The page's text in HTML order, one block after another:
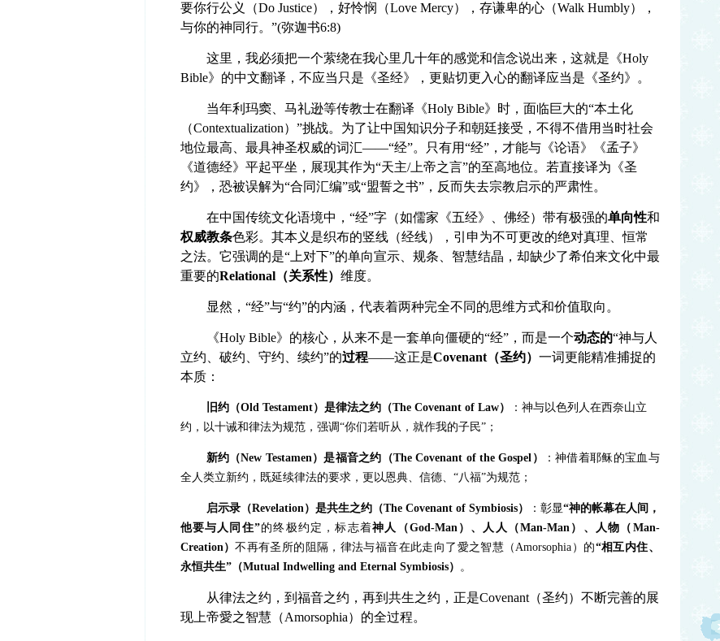
要你行公义（Do Justice），好怜悯（Love Mercy），存谦卑的心（Walk Humbly），
与你的神同行。”(弥迦书6:8)
这里，我必须把一个萦绕在我心里几十年的感觉和信念说出来，这就是《Holy
Bible》的中文翻译，不应当只是《圣经》，更贴切更入心的翻译应当是《圣约》。
当年利玛窦、马礼逊等传教士在翻译《Holy Bible》时，面临巨大的“本土化
（Contextualization）”挑战。为了让中国知识分子和朝廷接受，不得不借用当时社会
地位最高、最具神圣权威的词汇——“经”。只有用“经”，才能与《论语》《孟子》
《道德经》平起平坐，展现其作为“天主/上帝之言”的至高地位。若直接译为《圣
约》，恐被误解为“合同汇编”或“盟誓之书”，反而失去宗教启示的严肃性。
在中国传统文化语境中，“经”字（如儒家《五经》、佛经）带有极强的单向性和
权威教条色彩。其本义是织布的竖线（经线），引申为不可更改的绝对真理、恒常
之法。它强调的是“上对下”的单向宣示、规条、智慧结晶，却缺少了希伯来文化中最
重要的Relational（关系性） 维度。
显然，“经”与“约”的内涵，代表着两种完全不同的思维方式和价值取向。
《Holy Bible》的核心，从来不是一套单向僵硬的“经”，而是一个动态的“神与人
立约、破约、守约、续约”的过程——这正是Covenant（圣约） 一词更能精准捕捉的
本质：
旧约（Old Testament）是律法之约（The Covenant of Law）
：神与以色列人在西奈山立
约，以十诫和律法为规范，强调“你们若听从，就作我的子民”；
新约（New Testamen）是福音之约（The Covenant of the Gospel）
：神借着耶稣的宝血与
全人类立新约，既延续律法的要求，更以恩典、信德、“八福”为规范；
启示录（Revelation）是共生之约（The Covenant of Symbiosis） ：彰显“神的帐幕在人间，
他要与人同住”的终极约定，标志着神人（God-Man）、人人（Man-Man）、人物（Man-
Creation）不再有圣所的阻隔，律法与福音在此走向了愛之智慧（Amorsophia）的“相互内住、
永恒共生”（Mutual Indwelling and Eternal Symbiosis） 。
从律法之约，到福音之约，再到共生之约，正是Covenant（圣约）不断完善的展
现上帝愛之智慧（Amorsophia）的全过程。